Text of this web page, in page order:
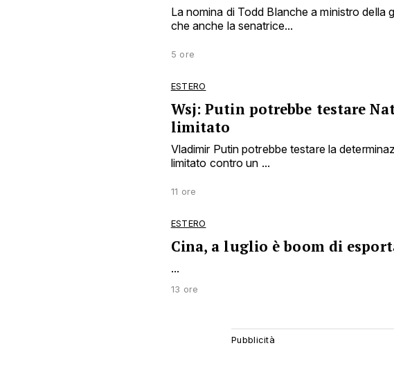
La nomina di Todd Blanche a ministro della
che anche la senatrice...
5 ore
ESTERO
Wsj: Putin potrebbe testare
limitato
Vladimir Putin potrebbe testare la
limitato contro un ...
11 ore
ESTERO
Cina, a luglio è boom di
...
13 ore